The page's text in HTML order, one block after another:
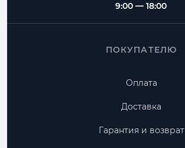
9:00 — 18:00
ПОКУПАТЕЛЮ
Оплата
Доставка
Гарантия и возврат